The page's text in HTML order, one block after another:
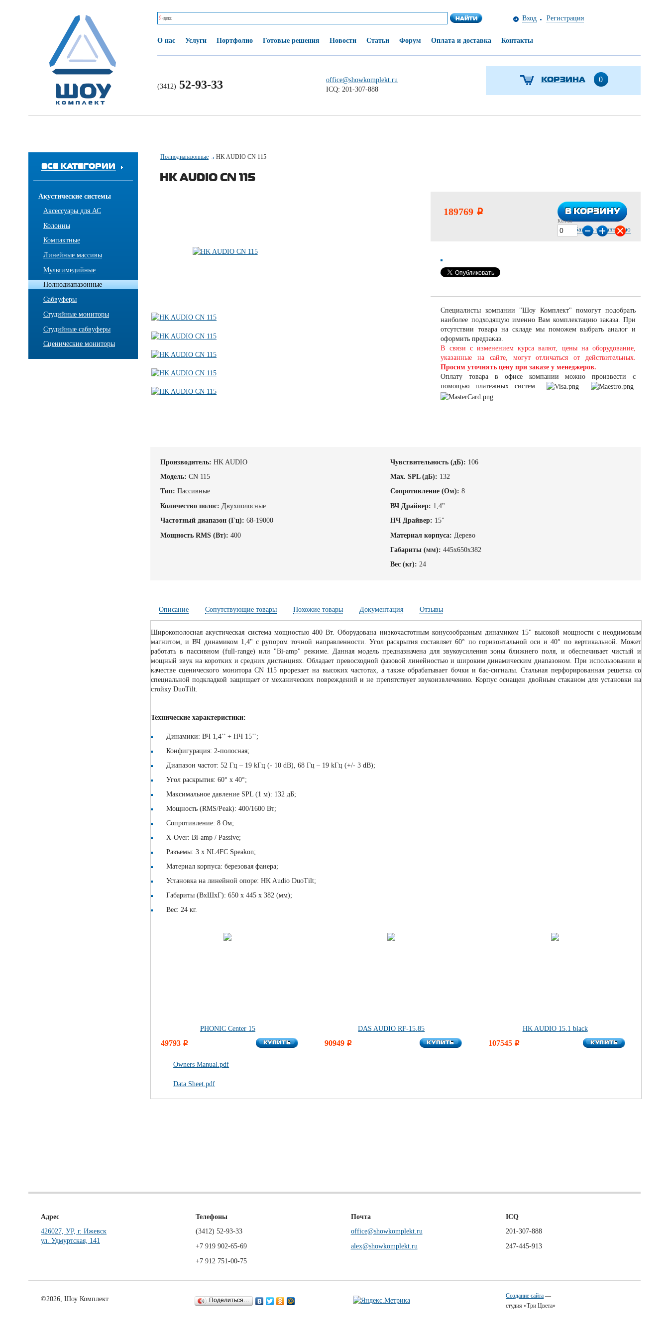
Вход Регистрация
О нас Услуги Портфолио Готовые решения Новости Статьи Форум Оплата и доставка Контакты
(3412) 52-93-33
office@showkomplekt.ru
ICQ: 201-307-888
КОРЗИНА 0
ВСЕ КАТЕГОРИИ
Акустические системы
Аксессуары для АС
Колонны
Компактные
Линейные массивы
Мультимедийные
Полнодиапазонные
Сабвуферы
Студийные мониторы
Студийные сабвуферы
Сценические мониторы
Полнодиапазонные HK AUDIO CN 115
HK AUDIO CN 115
189769 i В КОРЗИНУ
В КОРЗИНУ
Кол-во
Добавить к сравнению
Специалисты компании "Шоу Комплект" помогут подобрать
наиболее подходящую именно Вам комплектацию заказа. При
отсутствии товара на складе мы поможем выбрать аналог и
оформить предзаказ.
В связи с изменением курса валют, цены на оборудование,
указанные на сайте, могут отличаться от действительных.
Просим уточнять цену при заказе у менеджеров.
Оплату товара в офисе компании можно произвести с
помощью платежных систем
Производитель: HK AUDIO
Модель: CN 115
Тип: Пассивные
Количество полос: Двухполосные
Частотный диапазон (Гц): 68-19000
Мощность RMS (Вт): 400
Чувствительность (дБ): 106
Max. SPL (дБ): 132
Cопротивление (Ом): 8
ВЧ Драйвер: 1,4"
НЧ Драйвер: 15"
Материал корпуса: Дерево
Габариты (мм): 445х650х382
Вес (кг): 24
Описание Сопутствующие товары Похожие товары Документация Отзывы
Широкополосная акустическая система мощностью 400 Вт. Оборудована низкочастотным конусообразным динамиком 15" высокой мощности с неодимовым
магнитом, и ВЧ динамиком 1,4" с рупором точной направленности. Угол раскрытия составляет 60° по горизонтальной оси и 40° по вертикальной. Может
работать в пассивном (full-range) или "Bi-amp" режиме. Данная модель предназначена для звукоусиления зоны ближнего поля, и обеспечивает чистый и
мощный звук на коротких и средних дистанциях. Обладает превосходной фазовой линейностью и широким динамическим диапазоном. При использовании в
качестве сценического монитора CN 115 прорезает на высоких частотах, а также обрабатывает бочки и бас-сигналы. Стальная перфорированная решетка со
специальной подкладкой защищает от механических повреждений и не препятствует звукоизвлечению. Корпус оснащен двойным стаканом для установки на
стойку DuoTilt.
Технические характеристики:
Динамики: ВЧ 1,4’’ + НЧ 15’’;
Конфигурация: 2-полосная;
Диапазон частот: 52 Гц – 19 kГц (- 10 dB), 68 Гц – 19 kГц (+/- 3 dB);
Угол раскрытия: 60° x 40°;
Максимальное давление SPL (1 м): 132 дБ;
Мощность (RMS/Peak): 400/1600 Вт;
Сопротивление: 8 Ом;
X-Over: Bi-amp / Passive;
Разъемы: 3 x NL4FC Speakon;
Материал корпуса: березовая фанера;
Установка на линейной опоре: HK Audio DuoTilt;
Габариты (ВхШхГ): 650 x 445 x 382 (мм);
Вес: 24 кг.
PHONIC Center 15
49793 i КУПИТЬ
КУПИТЬ
DAS AUDIO RF-15.85
90949 i КУПИТЬ
КУПИТЬ
HK AUDIO 15.1 black
107545 i КУПИТЬ
КУПИТЬ
Owners Manual.pdf
Data Sheet.pdf
Адрес
426027, УР, г. Ижевск
ул. Удмуртская, 141
Телефоны
(3412) 52-93-33
+7 919 902-65-69
+7 912 751-00-75
Почта
office@showkomplekt.ru
alex@showkomplekt.ru
ICQ
201-307-888
247-445-913
©2026, Шоу Комплект Поделиться…
Создание сайта —
студия «Три Цвета»